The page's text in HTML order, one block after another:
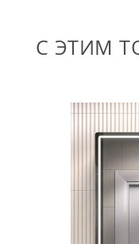
С ЭТИМ